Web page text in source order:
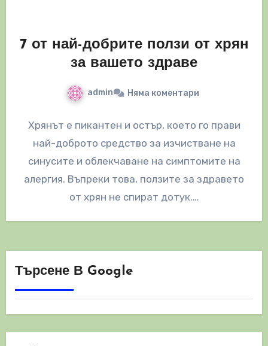
7 от най-добрите ползи от хрян
за вашето здраве
admin Няма коментари
Хрянът е пикантен и остър, което го прави
най-доброто средство за изчистване на
синусите и облекчаване на симптомите на
алергия. Въпреки това, ползите за здравето
от хрян не спират дотук.…
Търсене В Google